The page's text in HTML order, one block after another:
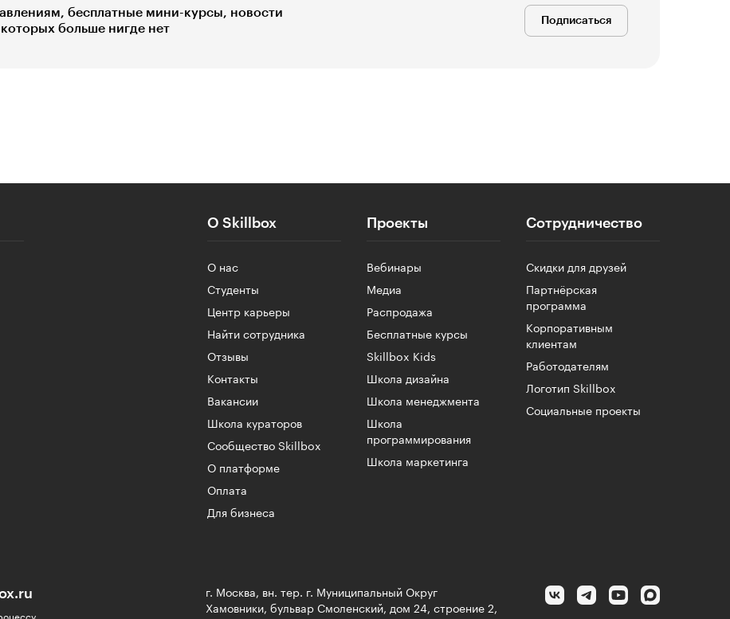
бесплатные мини-курсы, новости
больше нигде нет
Подписаться
О Skillbox
О нас
Студенты
Центр карьеры
Найти сотрудника
Отзывы
Контакты
Вакансии
Школа кураторов
Сообщество Skillbox
О платформе
Оплата
Для бизнеса
Проекты
Вебинары
Медиа
Распродажа
Бесплатные курсы
Skillbox Kids
Школа дизайна
Школа менеджмента
Школа
программирования
Школа маркетинга
Сотрудничество
Скидки для друзей
Партнёрская
программа
Корпоративным
клиентам
Работодателям
Логотип Skillbox
Социальные проекты
г. Москва, вн. тер. г. Муниципальный Округ
Хамовники, бульвар Смоленский, дом 24, строение 2,